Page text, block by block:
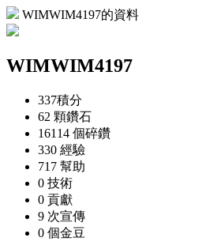
WIMWIM4197的資料
WIMWIM4197
337積分
62 顆鑽石
16114 個碎鑽
330 經驗
717 幫助
0 技術
0 貢獻
9 次宣傳
0 個金豆